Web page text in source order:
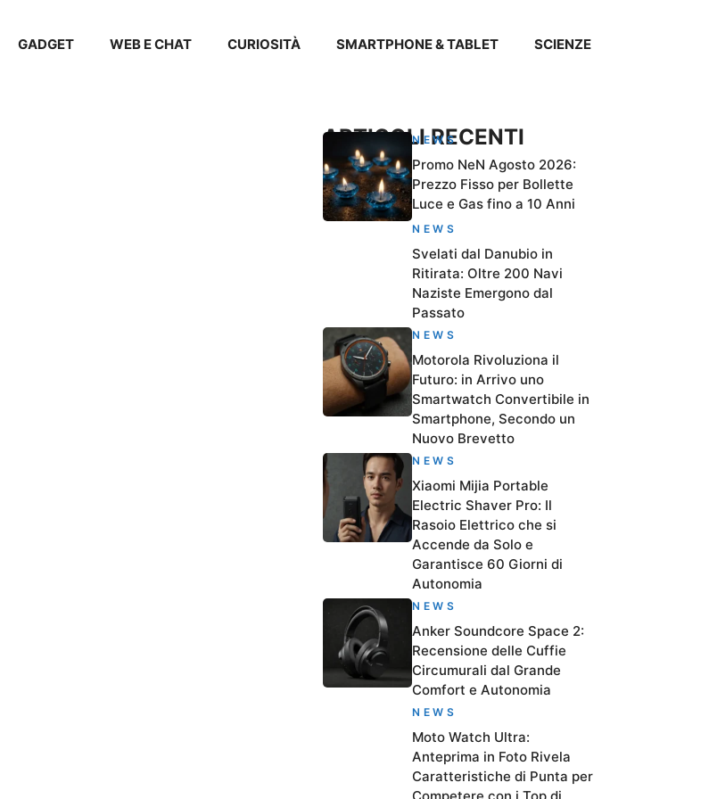
GADGET WEB E CHAT CURIOSITÀ SMARTPHONE & TABLET SCIENZE
ARTICOLI RECENTI
NEWS
Promo NeN Agosto 2026:
Prezzo Fisso per Bollette
Luce e Gas fino a 10 Anni
NEWS
Svelati dal Danubio in
Ritirata: Oltre 200 Navi
Naziste Emergono dal
Passato
NEWS
Motorola Rivoluziona il
Futuro: in Arrivo uno
Smartwatch Convertibile in
Smartphone, Secondo un
Nuovo Brevetto
NEWS
Xiaomi Mijia Portable
Electric Shaver Pro: Il
Rasoio Elettrico che si
Accende da Solo e
Garantisce 60 Giorni di
Autonomia
NEWS
Anker Soundcore Space 2:
Recensione delle Cuffie
Circumurali dal Grande
Comfort e Autonomia
NEWS
Moto Watch Ultra:
Anteprima in Foto Rivela
Caratteristiche di Punta per